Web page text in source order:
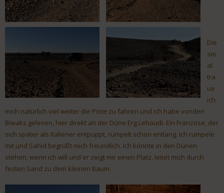
Die
sm
al
tra
ue
ich
mich natürlich viel weiter die Piste zu fahren und ich habe vonden
Biwaks gelesen, hier direkt an der Düne Erg Lehoudi. Ein Franzose, der
sich später als Italiener entpuppt, rumpelt schon entlang. Ich rumpele
mit und Sahid begrüßt mich freundlich. Ich könnte in den Dünen
stehen, wenn ich will und er zeigt mir einen Platz, leitet mich durch
festen Sand zu dem kleinen Baum.